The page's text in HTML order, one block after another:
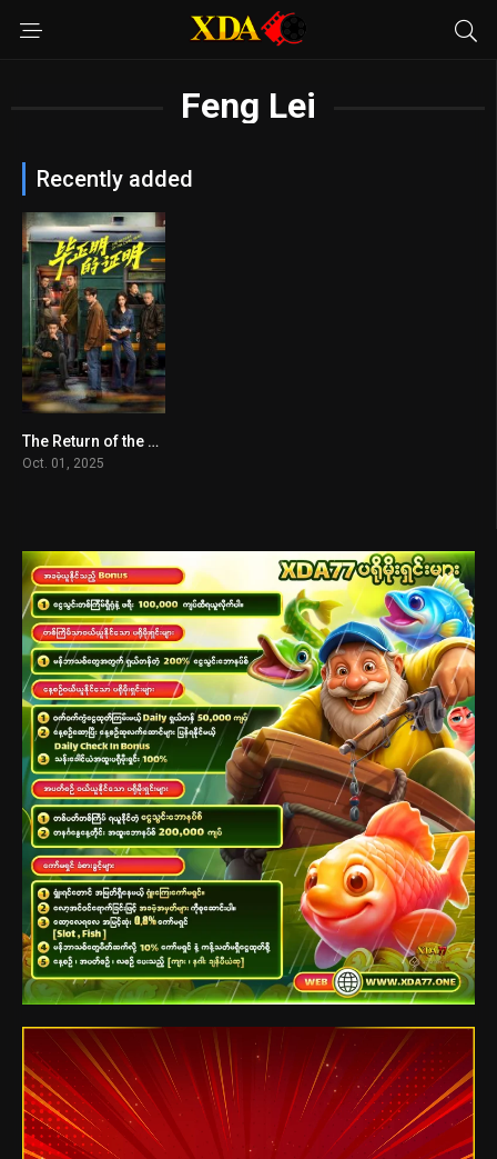
Feng Lei
Recently added
6.8
The Return of the Lame Hero
Oct. 01, 2025